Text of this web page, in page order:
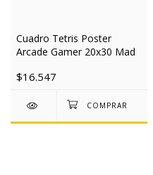
Cuadro Tetris Poster
Arcade Gamer 20x30 Mad
$16.547